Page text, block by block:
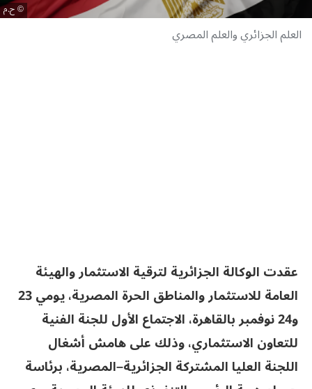
ح.م
العلم الجزائري والعلم المصري
عقدت الوكالة الجزائرية لترقية الاستثمار والهيئة
العامة للاستثمار والمناطق الحرة المصرية، يومي 23
و24 نوفمبر بالقاهرة، الاجتماع الأول للجنة الفنية
للتعاون الاستثماري، وذلك على هامش أشغال
اللجنة العليا المشتركة الجزائرية–المصرية، برئاسة